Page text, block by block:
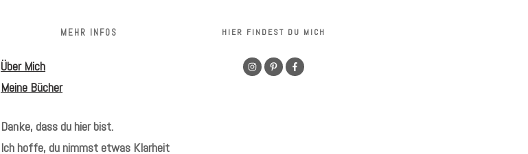
MEHR INFOS
Über Mich
Meine Bücher
Danke, dass du hier bist.
Ich hoffe, du nimmst etwas Klarheit
HIER FINDEST DU MICH